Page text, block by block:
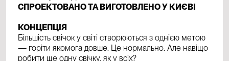
СПРОЕКТОВАНО ТА ВИГОТОВЛЕНО У КИЄВІ
КОНЦЕПЦІЯ
Більшість свічок у світі створюються з однією метою
— горіти якомога довше. Це нормально. Але навіщо
робити ще одну свічку, як у всіх?